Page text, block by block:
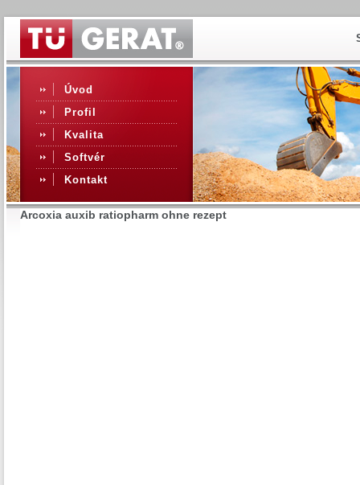
Úvod
Profil
Kvalita
Softvér
Kontakt
Arcoxia auxib ratiopharm ohne rezept